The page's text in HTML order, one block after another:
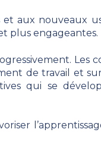
aux nouveaux
plus engageantes.
Les
de travail et
qui se